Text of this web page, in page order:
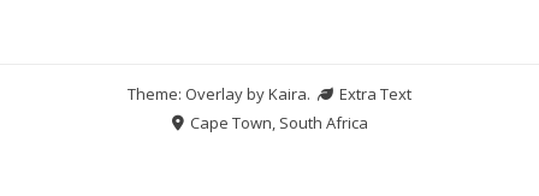
Theme: Overlay byKaira.
Extra Text
Cape Town, South Africa